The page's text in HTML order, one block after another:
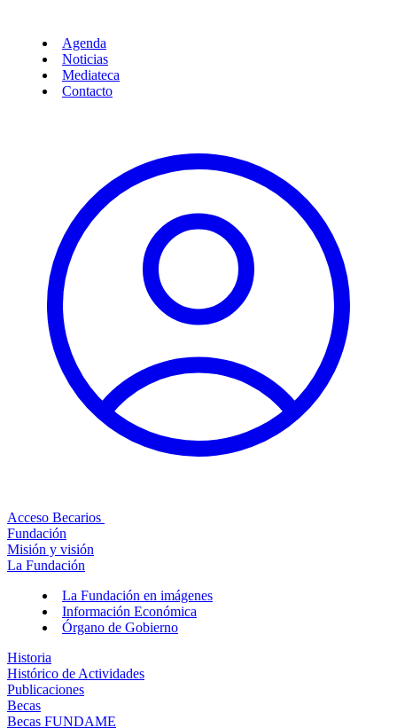
Agenda
Noticias
Mediateca
Contacto
Acceso Becarios
Fundación
Misión y visión
La Fundación
La Fundación en imágenes
Información Económica
Órgano de Gobierno
Historia
Histórico de Actividades
Publicaciones
Becas
Becas FUNDAME